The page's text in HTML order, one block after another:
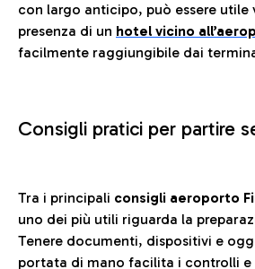
con largo anticipo, può essere utile
presenza di un hotel vicino
facilmente raggiungibile dai
Consigli pratici per partire
Tra i principali consigli aeroporto
uno dei più utili riguarda la
Tenere documenti, dispositivi e
portata di mano facilita i controlli e